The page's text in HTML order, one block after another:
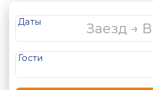
Даты
Гости